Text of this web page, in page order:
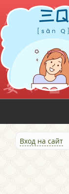
Вход на сайт